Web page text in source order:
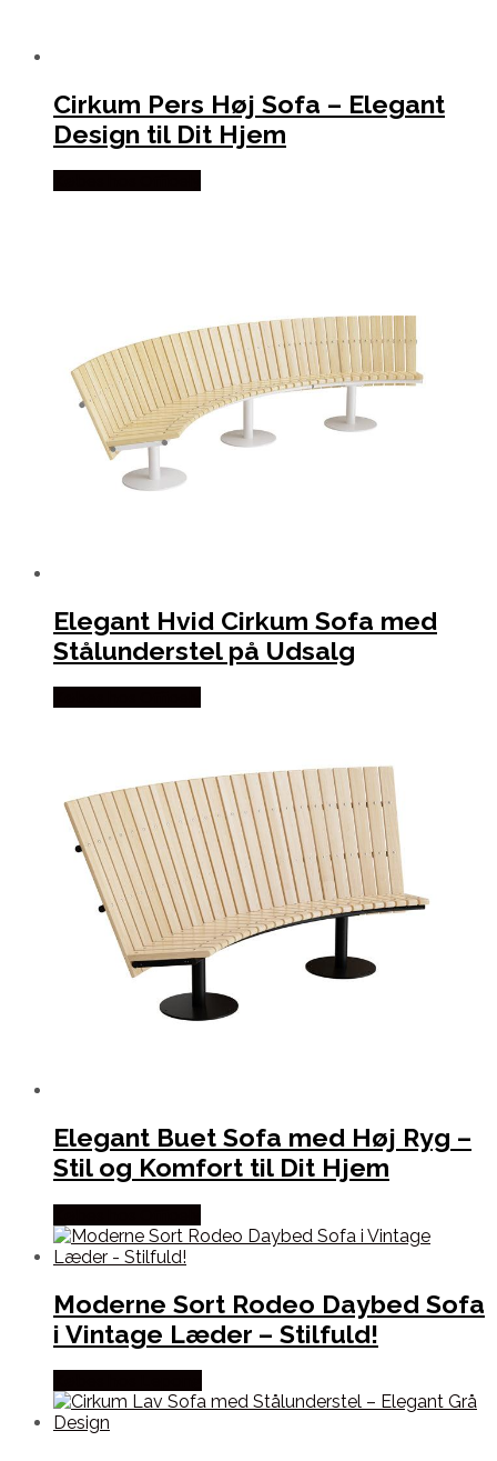
Cirkum Pers Høj Sofa – Elegant
Design til Dit Hjem
Elegant Hvid Cirkum Sofa med
Stålunderstel på Udsalg
Elegant Buet Sofa med Høj Ryg –
Stil og Komfort til Dit Hjem
Moderne Sort Rodeo Daybed Sofa
i Vintage Læder – Stilfuld!